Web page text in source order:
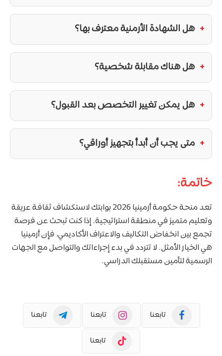
هل الشهادة الأرمنية معترف بها؟
هل هناك مقابلة شخصية؟
هل يمكن تغيير التخصص بعد القبول؟
متى يجب أن أبدأ بتجهيز أوراقي؟
خاتمة:
تعد منحة حكومة أرمينيا 2026 بوابتك لاستكشاف ثقافة عريقة
وتعليم متميز في منطقة استراتيجية. إذا كنت تبحث عن فرصة
تجمع بين انخفاض التكاليف والاعتراف الأكاديمي، فإن أرمينيا
هي الخيار الأمثل. لا تتردد في بدء إجراءاتك والتواصل مع الجهات
الرسمية لتأمين مستقبلك الدراسي.
تابعنا تابعنا تابعنا
تابعنا